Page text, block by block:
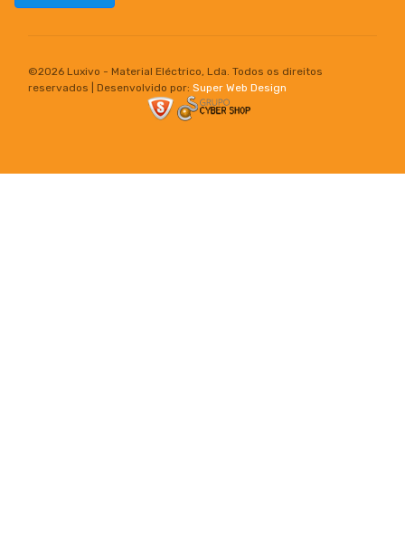
©2026 Luxivo - Material Eléctrico, Lda. Todos os direitos
reservados | Desenvolvido por: Super Web Design